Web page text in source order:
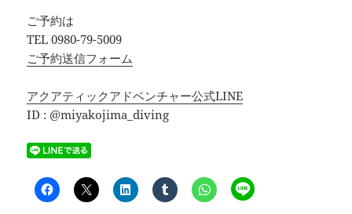
ご予約は
TEL 0980-79-5009
ご予約送信フォーム
アクアティックアドベンチャー公式LINE
ID : @miyakojima_diving